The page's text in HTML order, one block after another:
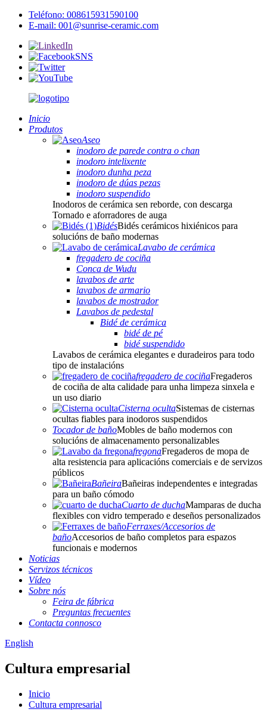
Teléfono: 008615931590100
E-mail: 001@sunrise-ceramic.com
Inicio
Produtos
Aseo
inodoro de parede contra o chan
inodoro intelixente
inodoro dunha peza
inodoro de dúas pezas
inodoro suspendido
Inodoros de cerámica sen reborde, con descarga
Tornado e aforradores de auga
BidésBidés cerámicos hixiénicos para
solucións de baño modernas
Lavabo de cerámica
fregadero de cociña
Conca de Wudu
lavabos de arte
lavabos de armario
lavabos de mostrador
Lavabos de pedestal
Bidé de cerámica
bidé de pé
bidé suspendido
Lavabos de cerámica elegantes e duradeiros para todo
tipo de instalacións
fregadero de cociñaFregaderos
de cociña de alta calidade para unha limpeza sinxela e
un uso diario
Cisterna ocultaSistemas de cisternas
ocultas fiables para inodoros suspendidos
Tocador de bañoMobles de baño modernos con
solucións de almacenamento personalizables
fregonaFregaderos de mopa de
alta resistencia para aplicacións comerciais e de servizos
públicos
BañeiraBañeiras independentes e integradas
para un baño cómodo
Cuarto de duchaMamparas de ducha
flexibles con vidro temperado e deseños personalizados
Ferraxes/Accesorios de
bañoAccesorios de baño completos para espazos
funcionais e modernos
Noticias
Servizos técnicos
Vídeo
Sobre nós
Feira de fábrica
Preguntas frecuentes
Contacta connosco
English
Cultura empresarial
Inicio
Cultura empresarial